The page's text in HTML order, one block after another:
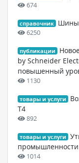
674
справочник Шины
6250
публикации
by Schneider
повышенный
1130
товары и услуги
Т4
892
товары и услуги
промышленности
1014